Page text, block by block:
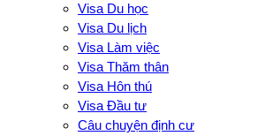
Visa Du học
Visa Du lịch
Visa Làm việc
Visa Thăm thân
Visa Hôn thú
Visa Đầu tư
Câu chuyện định cư